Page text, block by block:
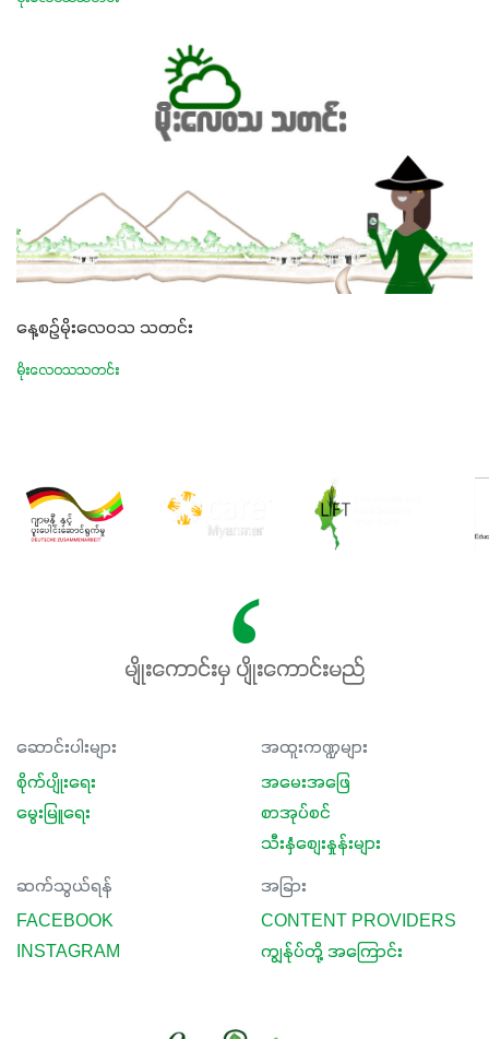
နေ့စဉ်မိုးလေဝသ သတင်း
မိုးလေဝသသတင်း
မျိုးကောင်းမှ ပျိုးကောင်းမည်
ဆောင်းပါးများ
စိုက်ပျိုးရေး
မွေးမြူရေး
အထူးကဏ္ဍများ
အမေးအဖြေ
စာအုပ်စင်
သီးနှံစျေးနှုန်းများ
ဆက်သွယ်ရန်
FACEBOOK
INSTAGRAM
အခြား
CONTENT PROVIDERS
ကျွန်ုပ်တို့ အကြောင်း